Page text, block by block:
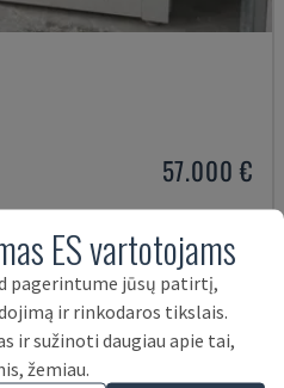
57.000 €
ES vartotojams
pagerintume jūsų patirtį,
ir rinkodaros tikslais.
ir sužinoti daugiau apie tai,
žemiau.